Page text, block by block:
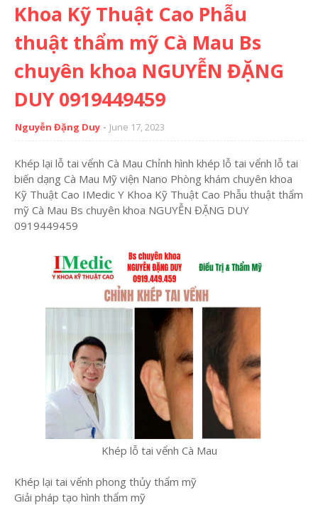
Khoa Kỹ Thuật Cao Phẫu
thuật thẩm mỹ Cà Mau Bs
chuyên khoa NGUYỄN ĐẶNG
DUY 0919449459
Nguyễn Đặng Duy June 17, 2023
Khép lại lỗ tai vểnh Cà Mau Chỉnh hình khép lỗ tai vểnh lỗ tai
biến dạng Cà Mau Mỹ viện Nano Phòng khám chuyên khoa
Kỹ Thuật Cao IMedic Y Khoa Kỹ Thuật Cao Phẫu thuật thẩm
mỹ Cà Mau Bs chuyên khoa NGUYỄN ĐẶNG DUY
0919449459
Khép lỗ tai vểnh Cà Mau
Khép lại tai vểnh phong thủy thẩm mỹ
Giải pháp tạo hình thẩm mỹ